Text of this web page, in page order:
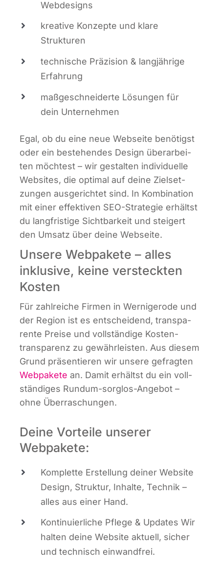
Webdesigns
krea­ti­ve Kon­zep­te und kla­re
Strukturen
tech­ni­sche Prä­zi­si­on & lang­jäh­ri­ge
Erfahrung
maß­ge­schnei­der­te Lösun­gen für
dein Unternehmen
Egal, ob du eine neue Web­sei­te benö­tigst
oder ein bestehen­des Design über­ar­bei­
ten möch­test – wir gestal­ten indi­vi­du­el­le
Web­sites, die opti­mal auf dei­ne Ziel­set­
zun­gen aus­ge­rich­tet sind. In Kom­bi­na­ti­on
mit einer effek­ti­ven SEO-Stra­te­gie erhältst
du lang­fris­ti­ge Sicht­bar­keit und stei­gert
den Umsatz über dei­ne Webseite.
Unsere Webpakete – alles
inklusive, keine versteckten
Kosten
Für zahl­rei­che Fir­men in Wer­ni­ge­ro­de und
der Regi­on ist es ent­schei­dend, trans­pa­
ren­te Prei­se und voll­stän­di­ge Kos­ten­
trans­pa­renz zu gewähr­leis­ten. Aus die­sem
Grund prä­sen­tie­ren wir unse­re gefrag­ten
Web­pa­ke­te an. Damit erhältst du ein voll­
stän­di­ges Rund­um-sorg­los-Ange­bot –
ohne Überraschungen.
Deine Vorteile unserer
Webpakete:
Kom­plet­te Erstel­lung dei­ner Web­site
Design, Struk­tur, Inhal­te, Tech­nik –
alles aus einer Hand.
Kon­ti­nu­ier­li­che Pfle­ge & Updates Wir
hal­ten dei­ne Web­site aktu­ell, sicher
und tech­nisch einwandfrei.